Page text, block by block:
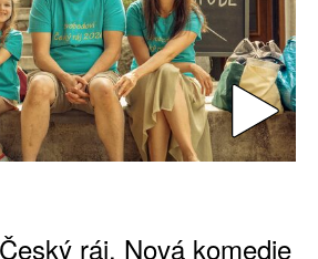
ráj. Nová komedie